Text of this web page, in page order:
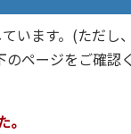
います。(ただ
ページをご確認